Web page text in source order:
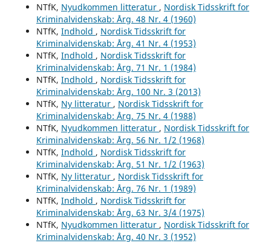
NTfK, Nyudkommen litteratur , Nordisk Tidsskrift for
Kriminalvidenskab: Årg. 48 Nr. 4 (1960)
NTfK, Indhold , Nordisk Tidsskrift for
Kriminalvidenskab: Årg. 41 Nr. 4 (1953)
NTfK, Indhold , Nordisk Tidsskrift for
Kriminalvidenskab: Årg. 71 Nr. 1 (1984)
NTfK, Indhold , Nordisk Tidsskrift for
Kriminalvidenskab: Årg. 100 Nr. 3 (2013)
NTfK, Ny litteratur , Nordisk Tidsskrift for
Kriminalvidenskab: Årg. 75 Nr. 4 (1988)
NTfK, Nyudkommen litteratur , Nordisk Tidsskrift for
Kriminalvidenskab: Årg. 56 Nr. 1/2 (1968)
NTfK, Indhold , Nordisk Tidsskrift for
Kriminalvidenskab: Årg. 51 Nr. 1/2 (1963)
NTfK, Ny litteratur , Nordisk Tidsskrift for
Kriminalvidenskab: Årg. 76 Nr. 1 (1989)
NTfK, Indhold , Nordisk Tidsskrift for
Kriminalvidenskab: Årg. 63 Nr. 3/4 (1975)
NTfK, Nyudkommen litteratur , Nordisk Tidsskrift for
Kriminalvidenskab: Årg. 40 Nr. 3 (1952)